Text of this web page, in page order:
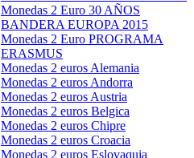
Monedas 2 Euro 30 AÑOS
BANDERA EUROPA 2015
Monedas 2 Euro PROGRAMA
ERASMUS
Monedas 2 euros Alemania
Monedas 2 euros Andorra
Monedas 2 euros Austria
Monedas 2 euros Belgica
Monedas 2 euros Chipre
Monedas 2 euros Croacia
Monedas 2 euros Eslovaquia